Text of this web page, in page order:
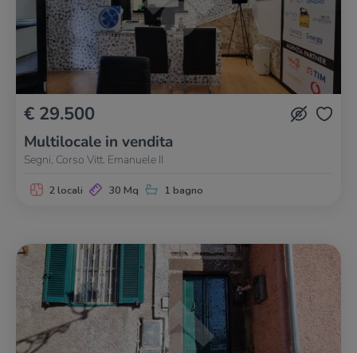
€ 29.500
Multilocale in vendita
Segni, Corso Vitt. Emanuele II
2 locali 30 Mq 1 bagno